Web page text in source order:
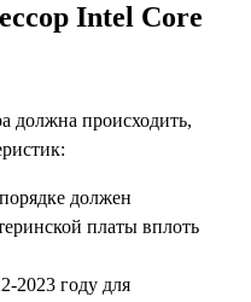
Intel Core
должна происходить,
должен
платы вплоть
2023 году для